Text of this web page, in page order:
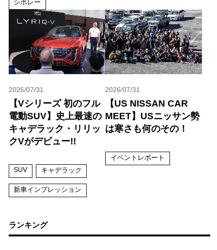
シボレー
2026/07/31
【Vシリーズ 初のフル
電動SUV】史上最速の
キャデラック・リリッ
クVがデビュー!!
SUV キャデラック
新車インプレッション
2026/07/31
【US NISSAN CAR
MEET】USニッサン勢
は寒さも何のその！
イベントレポート
ランキング